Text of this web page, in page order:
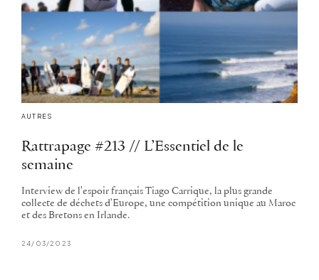
AUTRES
Rattrapage #213 // L’Essentiel de le
semaine
Interview de l'espoir français Tiago Carrique, la plus grande
collecte de déchets d'Europe, une compétition unique au Maroc
et des Bretons en Irlande.
24/03/2023